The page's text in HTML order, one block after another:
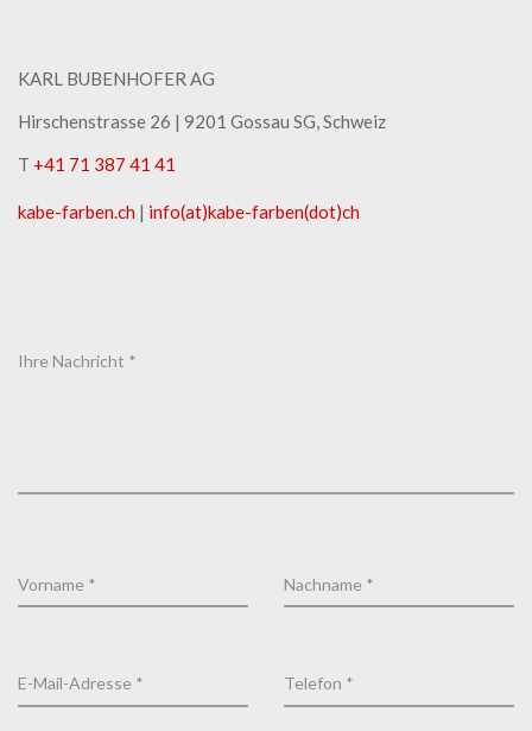
KARL BUBENHOFER AG
Hirschenstrasse 26 | ​9201 Gossau SG, Schweiz
T +41 71 387 41 41
kabe-​farben.ch | info(at)kabe-​farben(dot)ch